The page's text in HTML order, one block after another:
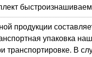
продукции
упаковка
транспортировке. В